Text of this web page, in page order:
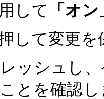
して
「オ
して変更
ッシュし
とを確認